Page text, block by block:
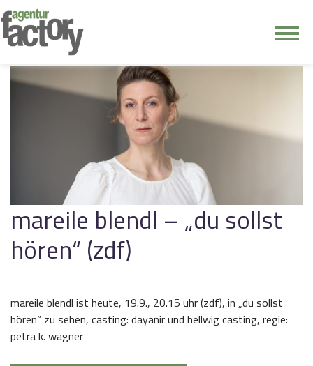
kontakt
mareile blendl – „du sollst
hören“ (zdf)
mareile blendl ist heute, 19.9., 20.15 uhr (zdf), in „du sollst
hören“ zu sehen, casting: dayanir und hellwig casting, regie:
petra k. wagner